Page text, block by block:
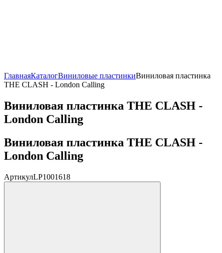
ГлавнаяКаталогВиниловые пластинкиВиниловая пластинка
THE CLASH - London Calling
Виниловая пластинка THE CLASH -
London Calling
Виниловая пластинка THE CLASH -
London Calling
АртикулLP1001618